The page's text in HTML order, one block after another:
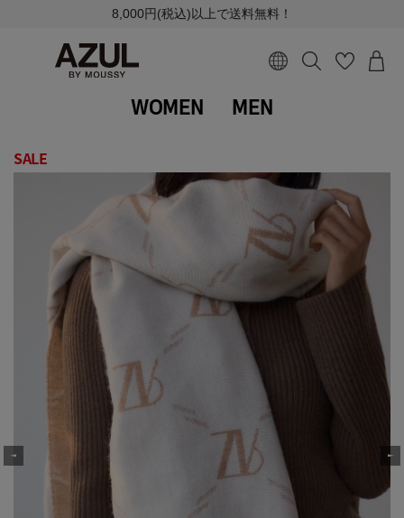
8,000円(税込)以上で送料無料！
WOMEN MEN
SALE